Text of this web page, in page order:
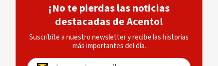
¡No te pierdas las noticias
destacadas de Acento!
Suscríbite a nuestro newsletter y recibe las historias
más importantes del día.